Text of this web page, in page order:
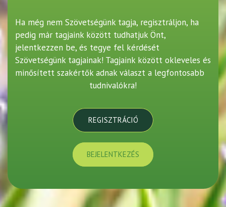
Ha még nem Szövetségünk tagja, regisztráljon, ha
pedig már tagjaink között tudhatjuk Önt,
jelentkezzen be, és tegye fel kérdését
Szövetségünk tagjainak! Tagjaink között okleveles és
minősített szakértők adnak választ a legfontosabb
tudnivalókra!
REGISZTRÁCIÓ
BEJELENTKEZÉS